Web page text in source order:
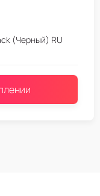
(Черный) RU